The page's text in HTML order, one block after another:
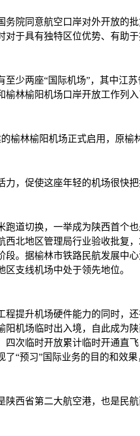
同意航空口岸对外开放的批
对于具有独特区位优势、有助
两座“国际机场”，其中江苏
林榆阳机场口岸开放工作列入
林榆阳机场正式启用，原榆
促使这座年轻的机场很快把
道切换，一举成为陕西首个也
西北地区管理局行业验收批复
段。据榆林市铁路民航发展中
支线机场中处于领先地位。
升机场硬件能力的同时，还
阳机场临时出入境，自此成为
四次临时开放累计临时开通直
了“预习”国际业务的目的和效
省第二大航空港，也是民航